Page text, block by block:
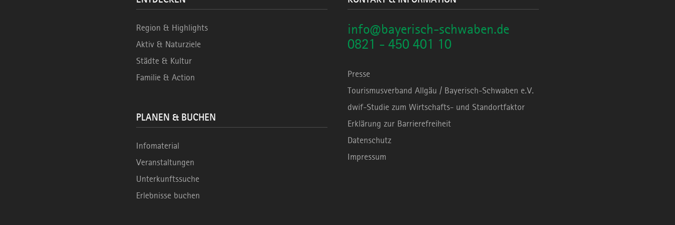
Region & Highlights
Aktiv & Naturziele
Städte & Kultur
Familie & Action
PLANEN & BUCHEN
Infomaterial
Veranstaltungen
Unterkunftssuche
Erlebnisse buchen
info@bayerisch-schwaben.de
0821 - 450 401 10
Presse
Tourismusverband Allgäu / Bayerisch-Schwaben e.V.
dwif-Studie zum Wirtschafts- und Standortfaktor
Erklärung zur Barrierefreiheit
Datenschutz
Impressum